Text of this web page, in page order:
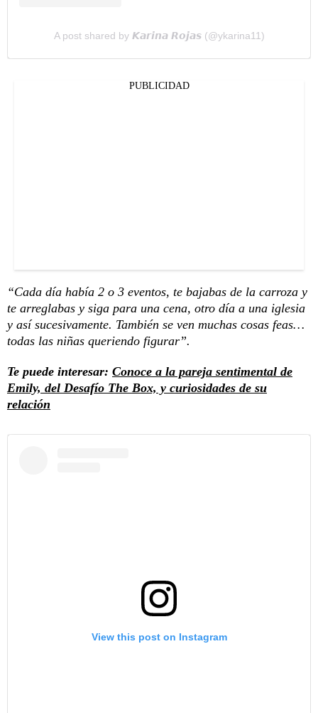
A post shared by 𝙆𝙖𝙧𝙞𝙣𝙖 𝙍𝙤𝙟𝙖𝙨 (@ykarina11)
PUBLICIDAD
“Cada día había 2 o 3 eventos, te bajabas de la carroza y
te arreglabas y siga para una cena, otro día a una iglesia
y así sucesivamente. También se ven muchas cosas feas…
todas las niñas queriendo figurar”.
Te puede interesar: Conoce a la pareja sentimental de
Emily, del Desafío The Box, y curiosidades de su
relación
View this post on Instagram